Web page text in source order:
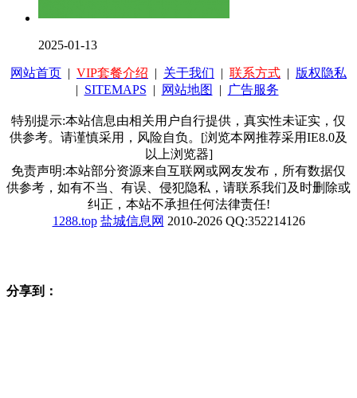
2025-01-13
网站首页 | VIP套餐介绍 | 关于我们 | 联系方式 | 版权隐私
| SITEMAPS | 网站地图 | 广告服务
特别提示:本站信息由相关用户自行提供，真实性未证实，仅
供参考。请谨慎采用，风险自负。[浏览本网推荐采用IE8.0及
以上浏览器]
免责声明:本站部分资源来自互联网或网友发布，所有数据仅
供参考，如有不当、有误、侵犯隐私，请联系我们及时删除或
纠正，本站不承担任何法律责任!
1288.top 盐城信息网 2010-2026 QQ:352214126
分享到：